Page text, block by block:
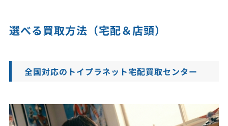
選べる買取方法（宅配＆店頭）
全国対応のトイプラネット宅配買取センター